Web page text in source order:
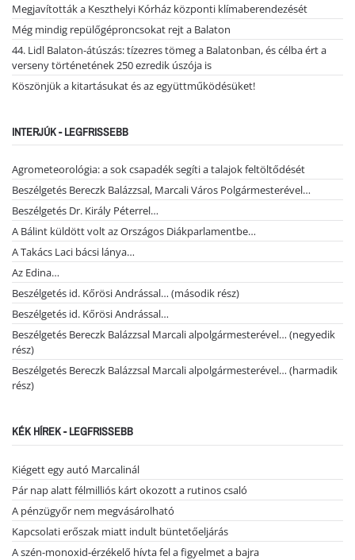
Megjavították a Keszthelyi Kórház központi klímaberendezését
Még mindig repülőgéproncsokat rejt a Balaton
44. Lidl Balaton-átúszás: tízezres tömeg a Balatonban, és célba ért a
verseny történetének 250 ezredik úszója is
Köszönjük a kitartásukat és az együttműködésüket!
INTERJÚK - LEGFRISSEBB
Agrometeorológia: a sok csapadék segíti a talajok feltöltődését
Beszélgetés Bereczk Balázzsal, Marcali Város Polgármesterével…
Beszélgetés Dr. Király Péterrel…
A Bálint küldött volt az Országos Diákparlamentbe…
A Takács Laci bácsi lánya…
Az Edina…
Beszélgetés id. Kőrösi Andrással… (második rész)
Beszélgetés id. Kőrösi Andrással…
Beszélgetés Bereczk Balázzsal Marcali alpolgármesterével… (negyedik
rész)
Beszélgetés Bereczk Balázzsal Marcali alpolgármesterével… (harmadik
rész)
KÉK HÍREK - LEGFRISSEBB
Kiégett egy autó Marcalinál
Pár nap alatt félmilliós kárt okozott a rutinos csaló
A pénzügyőr nem megvásárolható
Kapcsolati erőszak miatt indult büntetőeljárás
A szén-monoxid-érzékelő hívta fel a figyelmet a bajra